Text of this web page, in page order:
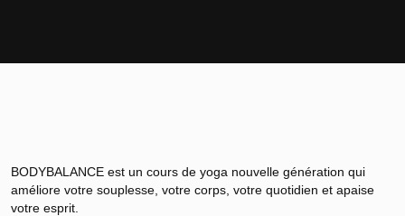
BODYBALANCE est un cours de yoga nouvelle génération qui
améliore votre souplesse, votre corps, votre quotidien et apaise
votre esprit.